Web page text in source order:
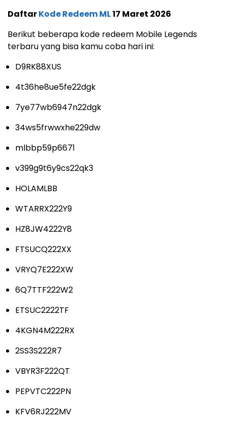
DaftarKode Redeem ML17 Maret 2026
Berikut beberapa kode redeem Mobile Legends
terbaru yang bisa kamu coba hari ini:
D9RK88XUS
4t36he8ue5fe22dgk
7ye77wb6947n22dgk
34ws5frwwxhe229dw
mlbbp59p6671
v399g9t6y9cs22qk3
HOLAMLBB
WTARRX222Y9
HZ8JW4222Y8
FTSUCQ222XX
VRYQ7E222XW
6Q7TTF222W2
ETSUC2222TF
4KGN4M222RX
2SS3S222R7
VBYR3F222QT
PEPVTC222PN
KFV6RJ222MV